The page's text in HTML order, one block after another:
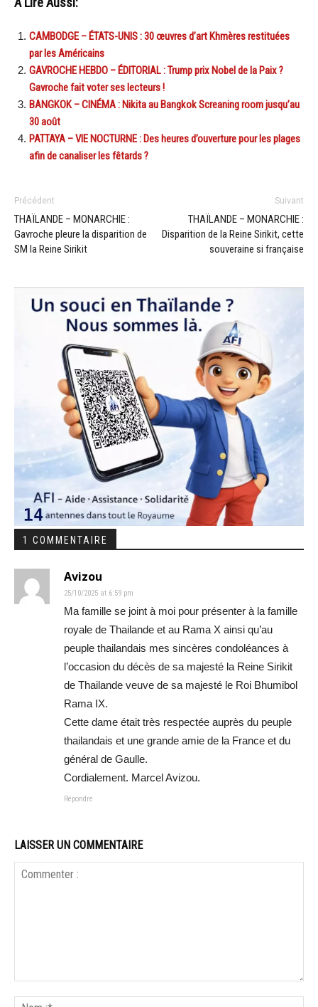
CAMBODGE – ÉTATS-UNIS : 30 œuvres d’art Khmères restituées
par les Américains
GAVROCHE HEBDO – ÉDITORIAL : Trump prix Nobel de la Paix ?
Gavroche fait voter ses lecteurs !
BANGKOK – CINÉMA : Nikita au Bangkok Screaning room jusqu’au
30 août
PATTAYA – VIE NOCTURNE : Des heures d’ouverture pour les plages
afin de canaliser les fêtards ?
Précédent
THAÏLANDE – MONARCHIE :
Gavroche pleure la disparition de
SM la Reine Sirikit
Suivant
THAÏLANDE – MONARCHIE :
Disparition de la Reine Sirikit, cette
souveraine si française
1 COMMENTAIRE
Avizou
25/10/2025 at 6:59 pm
Ma famille se joint à moi pour présenter à la famille
royale de Thailande et au Rama X ainsi qu’au
peuple thailandais mes sincères condoléances à
l’occasion du décès de sa majesté la Reine Sirikit
de Thailande veuve de sa majesté le Roi Bhumibol
Rama IX.
Cette dame était très respectée auprès du peuple
thailandais et une grande amie de la France et du
général de Gaulle.
Cordialement. Marcel Avizou.
Répondre
LAISSER UN COMMENTAIRE